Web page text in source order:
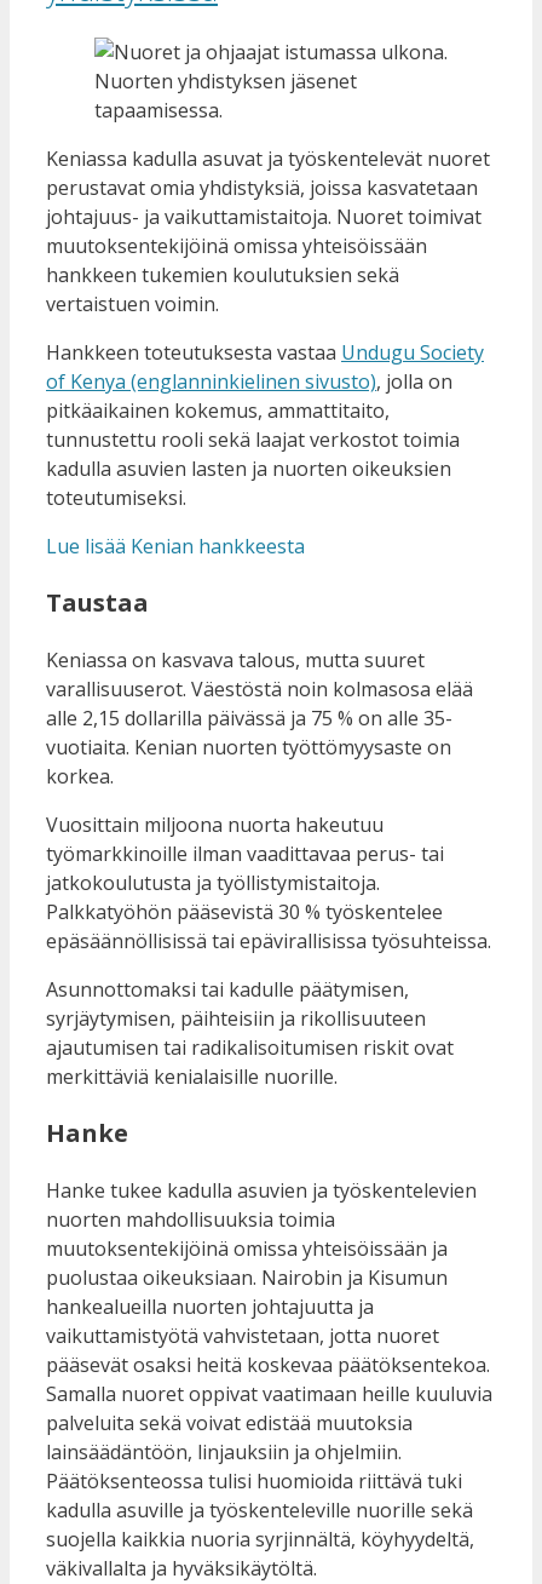
Nuorten yhdistyksen jäsenet
tapaamisessa.
Keniassa kadulla asuvat ja työskentelevät nuoret
perustavat omia yhdistyksiä, joissa kasvatetaan
johtajuus- ja vaikuttamistaitoja. Nuoret toimivat
muutoksentekijöinä omissa yhteisöissään
hankkeen tukemien koulutuksien sekä
vertaistuen voimin.
Hankkeen toteutuksesta vastaa Undugu Society
of Kenya (englanninkielinen sivusto), jolla on
pitkäaikainen kokemus, ammattitaito,
tunnustettu rooli sekä laajat verkostot toimia
kadulla asuvien lasten ja nuorten oikeuksien
toteutumiseksi.
Lue lisää Kenian hankkeesta
Taustaa
Keniassa on kasvava talous, mutta suuret
varallisuuserot. Väestöstä noin kolmasosa elää
alle 2,15 dollarilla päivässä ja 75 % on alle 35-
vuotiaita. Kenian nuorten työttömyysaste on
korkea.
Vuosittain miljoona nuorta hakeutuu
työmarkkinoille ilman vaadittavaa perus- tai
jatkokoulutusta ja työllistymistaitoja.
Palkkatyöhön pääsevistä 30 % työskentelee
epäsäännöllisissä tai epävirallisissa työsuhteissa.
Asunnottomaksi tai kadulle päätymisen,
syrjäytymisen, päihteisiin ja rikollisuuteen
ajautumisen tai radikalisoitumisen riskit ovat
merkittäviä kenialaisille nuorille.
Hanke
Hanke tukee kadulla asuvien ja työskentelevien
nuorten mahdollisuuksia toimia
muutoksentekijöinä omissa yhteisöissään ja
puolustaa oikeuksiaan. Nairobin ja Kisumun
hankealueilla nuorten johtajuutta ja
vaikuttamistyötä vahvistetaan, jotta nuoret
pääsevät osaksi heitä koskevaa päätöksentekoa.
Samalla nuoret oppivat vaatimaan heille kuuluvia
palveluita sekä voivat edistää muutoksia
lainsäädäntöön, linjauksiin ja ohjelmiin.
Päätöksenteossa tulisi huomioida riittävä tuki
kadulla asuville ja työskenteleville nuorille sekä
suojella kaikkia nuoria syrjinnältä, köyhyydeltä,
väkivallalta ja hyväksikäytöltä.